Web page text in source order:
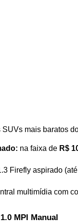
mais baratos
na faixa de R$
Firefly aspirado
multimídia com
MPI Manual